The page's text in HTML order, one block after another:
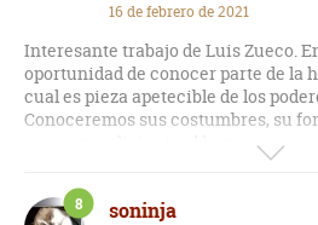
16 de febrero de 2021
Interesante trabajo de Luis Zueco.
oportunidad de conocer parte de la
cual es pieza apetecible de los
Conoceremos sus costumbres, su
crear otro aliciente al lector, se
misteriosas muertes, intrigas
desesperada de respuestas por
un pueblo aterrorizado. Muy
soninja
8